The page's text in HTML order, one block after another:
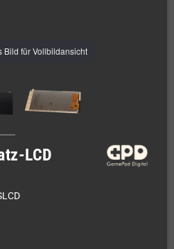
Bild für Vollbildansicht
LCD